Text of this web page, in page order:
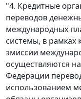
"4. Кредитные
переводов
международных
системы, в рамках
эмиссии
осуществляются
Федерации
использованием